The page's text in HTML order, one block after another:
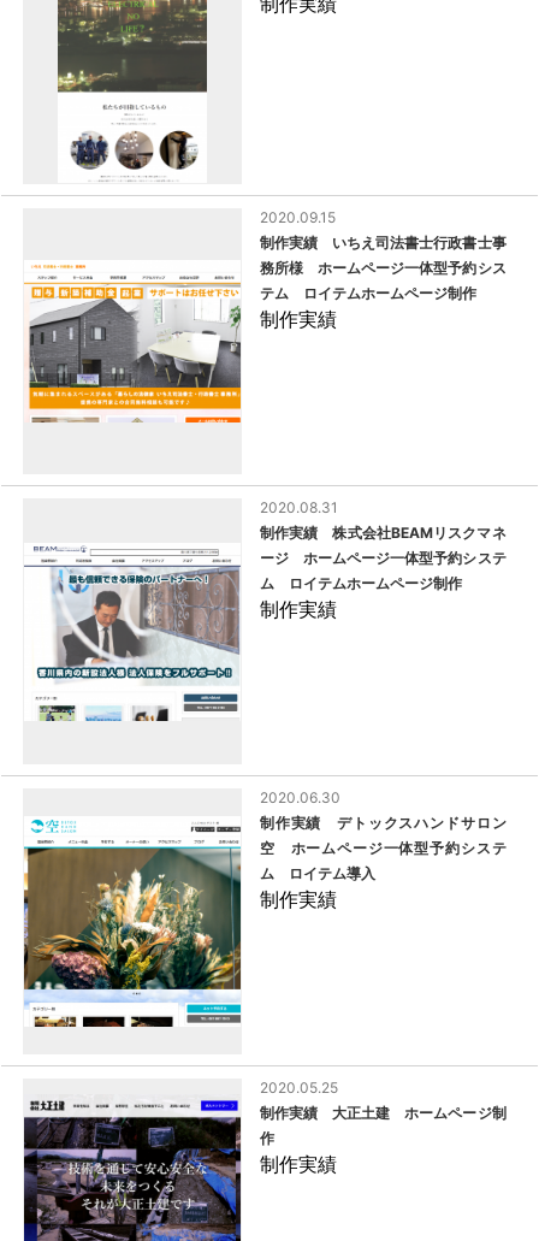
制作実績 いちえ司法書士行政書士事
務所様 ホームページ一体型予約シス
テム ロイテムホームページ制作
制作実績
2020.09.15
制作実績 株式会社BEAMリスクマネ
ージ ホームページ一体型予約システ
ム ロイテムホームページ制作
制作実績
2020.08.31
制作実績 デトックスハンドサロン
空 ホームページ一体型予約システ
ム ロイテム導入
制作実績
2020.06.30
制作実績 大正土建 ホームページ制
作
制作実績
2020.05.25